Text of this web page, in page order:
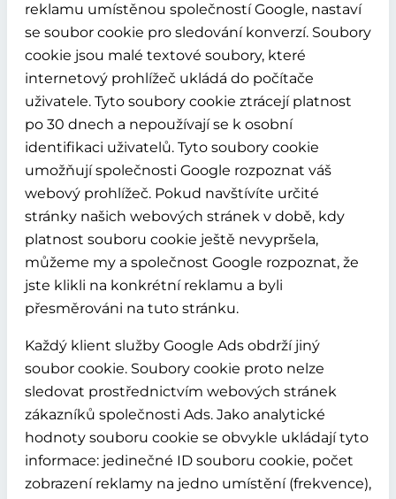
reklamu umístěnou společností Google, nastaví
se soubor cookie pro sledování konverzí. Soubory
cookie jsou malé textové soubory, které
internetový prohlížeč ukládá do počítače
uživatele. Tyto soubory cookie ztrácejí platnost
po 30 dnech a nepoužívají se k osobní
identifikaci uživatelů. Tyto soubory cookie
umožňují společnosti Google rozpoznat váš
webový prohlížeč. Pokud navštívíte určité
stránky našich webových stránek v době, kdy
platnost souboru cookie ještě nevypršela,
můžeme my a společnost Google rozpoznat, že
jste klikli na konkrétní reklamu a byli
přesměrováni na tuto stránku.
Každý klient služby Google Ads obdrží jiný
soubor cookie. Soubory cookie proto nelze
sledovat prostřednictvím webových stránek
zákazníků společnosti Ads. Jako analytické
hodnoty souboru cookie se obvykle ukládají tyto
informace: jedinečné ID souboru cookie, počet
zobrazení reklamy na jedno umístění (frekvence),